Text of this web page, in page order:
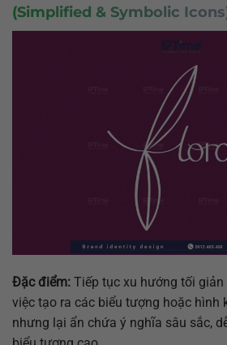
(Simplified & Symbolic
Đặc điểm: Tiếp tục xu hướng tối
việc tạo ra các biểu tượng hoặc hình
nhưng lại ẩn chứa ý nghĩa sâu sắc,